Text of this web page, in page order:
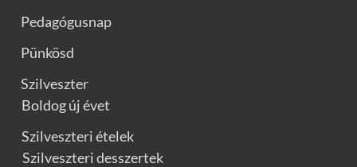
Pedagógusnap
Pünkösd
Szilveszter
Boldog új évet
Szilveszteri ételek
Szilveszteri desszertek